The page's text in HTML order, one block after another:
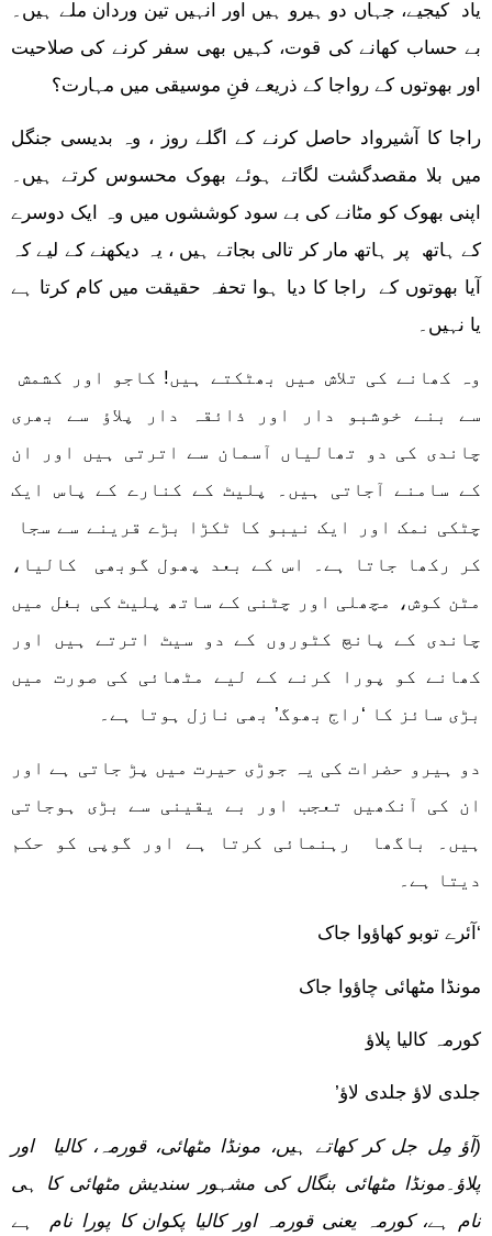
یاد کیجیے، جہاں دو ہیرو ہیں اور انہیں تین وردان ملے ہیں۔
بے حساب کھانے کی قوت، کہیں بھی سفر کرنے کی صلاحیت
اور بھوتوں کے رواجا کے ذریعے فنِ موسیقی میں مہارت؟
راجا کا آشیرواد حاصل کرنے کے اگلے روز ، وہ بدیسی جنگل
میں بلا مقصدگشت لگاتے ہوئے بھوک محسوس کرتے ہیں۔
اپنی بھوک کو مٹانے کی بے سود کوششوں میں وہ ایک دوسرے
کے ہاتھ پر ہاتھ مار کر تالی بجاتے ہیں ، یہ دیکھنے کے لیے کہ
آیا بھوتوں کے راجا کا دیا ہوا تحفہ حقیقت میں کام کرتا ہے
یا نہیں۔
وہ کھانے کی تلاش میں بھٹکتے ہیں! کاجو اور کشمش
سے بنے خوشبو دار اور ذائقہ دار پلاؤ سے بھری
چاندی کی دو تھالیاں آسمان سے اترتی ہیں اور ان
کے سامنے آجاتی ہیں۔ پلیٹ کے کنارے کے پاس ایک
چٹکی نمک اور ایک نیبو کا ٹکڑا بڑے قرینے سے سجا
کر رکھا جاتا ہے۔ اس کے بعد پھول گوبھی کالیا،
مٹن کوش، مچھلی اور چٹنی کے ساتھ پلیٹ کی بغل میں
چاندی کے پانچ کٹوروں کے دو سیٹ اترتے ہیں اور
کھانے کو پورا کرنے کے لیے مٹھائی کی صورت میں
بڑی سائز کا ‘راج بھوگ’ بھی نازل ہوتا ہے۔
دو ہیرو حضرات کی یہ جوڑی حیرت میں پڑ جاتی ہے اور
ان کی آنکھیں تعجب اور بے یقینی سے بڑی ہوجاتی
ہیں۔ باگھا رہنمائی کرتا ہے اور گوپی کو حکم
دیتا ہے۔
‘آئرے توبو کھاؤوا جاک
مونڈا مٹھائی چاؤوا جاک
کورمہ کالیا پلاؤ
جلدی لاؤ جلدی لاؤ’
(آؤ مِل جل کر کھاتے ہیں، مونڈا مٹھائی، قورمہ، کالیا اور
پلاؤ۔مونڈا مٹھائی بنگال کی مشہور سندیش مٹھائی کا ہی
نام ہے، کورمہ یعنی قورمہ اور کالیا پکوان کا پورا نام ہے